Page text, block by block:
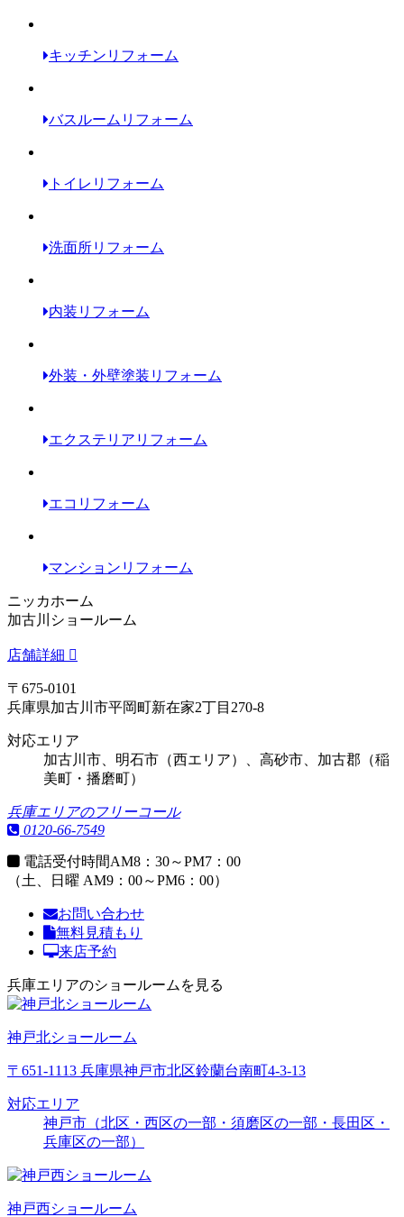
キッチンリフォーム
バスルームリフォーム
トイレリフォーム
洗面所リフォーム
内装リフォーム
外装・外壁塗装リフォーム
エクステリアリフォーム
エコリフォーム
マンションリフォーム
ニッカホーム
加古川ショールーム
店舗詳細
〒675-0101
兵庫県加古川市平岡町新在家2丁目270-8
対応エリア
加古川市、明石市（西エリア）、高砂市、加古郡（稲
美町・播磨町）
兵庫エリアのフリーコール
0120-66-7549
電話受付時間AM8：30～PM7：00
（土、日曜 AM9：00～PM6：00）
お問い合わせ
無料見積もり
来店予約
兵庫エリアのショールームを見る
神戸北ショールーム
〒651-1113 兵庫県神戸市北区鈴蘭台南町4-3-13
対応エリア
神戸市（北区・西区の一部・須磨区の一部・長田区・
兵庫区の一部）
神戸西ショールーム